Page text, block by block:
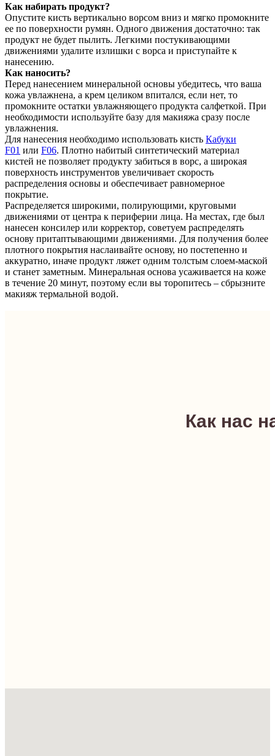
Как набирать продукт?
Опустите кисть вертикально ворсом вниз и мягко промокните
ее по поверхности румян. Одного движения достаточно: так
продукт не будет пылить. Легкими постукивающими
движениями удалите излишки с ворса и приступайте к
нанесению.
Как наносить?
Перед нанесением минеральной основы убедитесь, что ваша
кожа увлажнена, а крем целиком впитался, если нет, то
промокните остатки увлажняющего продукта салфеткой. При
необходимости используйте базу для макияжа сразу после
увлажнения.
Для нанесения необходимо использовать кисть Кабуки
F01 или F06. Плотно набитый синтетический материал
кистей не позволяет продукту забиться в ворс, а широкая
поверхность инструментов увеличивает скорость
распределения основы и обеспечивает равномерное
покрытие.
Распределяется широкими, полирующими, круговыми
движениями от центра к периферии лица. На местах, где был
нанесен консилер или корректор, советуем распределять
основу притаптывающими движениями. Для получения более
плотного покрытия наслаивайте основу, но постепенно и
аккуратно, иначе продукт ляжет одним толстым слоем-маской
и станет заметным. Минеральная основа усаживается на коже
в течение 20 минут, поэтому если вы торопитесь – сбрызните
макияж термальной водой.
Как нас